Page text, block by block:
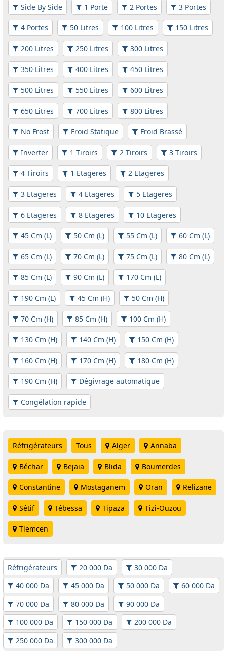
Side By Side 1 Porte 2 Portes 3 Portes
4 Portes 50 Litres 100 Litres 150 Litres
200 Litres 250 Litres 300 Litres
350 Litres 400 Litres 450 Litres
500 Litres 550 Litres 600 Litres
650 Litres 700 Litres 800 Litres
No Frost Froid Statique Froid Brassé
Inverter 1 Tiroirs 2 Tiroirs 3 Tiroirs
4 Tiroirs 1 Etageres 2 Etageres
3 Etageres 4 Etageres 5 Etageres
6 Etageres 8 Etageres 10 Etageres
45 Cm (L) 50 Cm (L) 55 Cm (L) 60 Cm (L)
65 Cm (L) 70 Cm (L) 75 Cm (L) 80 Cm (L)
85 Cm (L) 90 Cm (L) 170 Cm (L)
190 Cm (L) 45 Cm (H) 50 Cm (H)
70 Cm (H) 85 Cm (H) 100 Cm (H)
130 Cm (H) 140 Cm (H) 150 Cm (H)
160 Cm (H) 170 Cm (H) 180 Cm (H)
190 Cm (H) Dégivrage automatique
Congélation rapide
Réfrigérateurs Tous Alger Annaba
Béchar Bejaia Blida Boumerdes
Constantine Mostaganem Oran Relizane
Sétif Tébessa Tipaza Tizi-Ouzou
Tlemcen
Réfrigérateurs 20 000 Da
30 000 Da
40 000 Da
45 000 Da 50 000 Da
60 000 Da
70 000 Da
80 000 Da
90 000 Da
100 000 Da
150 000 Da
200 000 Da
250 000 Da
300 000 Da